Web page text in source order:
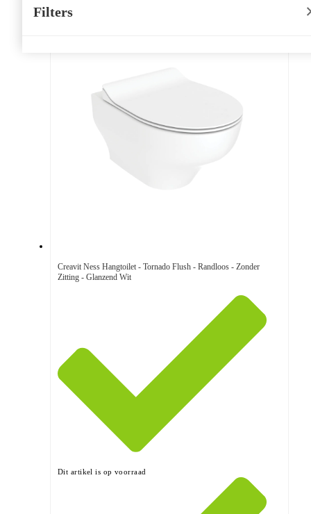
Filters
Creavit Ness Hangtoilet - Tornado Flush - Randloos - Zonder
Zitting - Glanzend Wit
Dit artikel is op voorraad